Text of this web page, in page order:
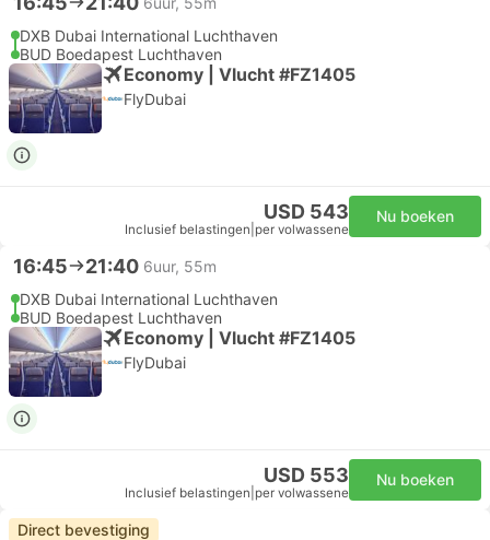
DXB Dubai International Luchthaven
BUD Boedapest Luchthaven
Economy | Vlucht #FZ1405
FlyDubai
USD 543
Inclusief belastingen per volwassene
Nu boeken
16:45 21:40 6uur, 55m
DXB Dubai International Luchthaven
BUD Boedapest Luchthaven
Economy | Vlucht #FZ1405
FlyDubai
USD 553
Inclusief belastingen per volwassene
Nu boeken
Direct bevestiging